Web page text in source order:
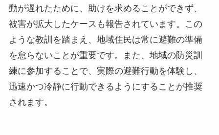
動が遅れたために、助けを求めることができず、
被害が拡大したケースも報告されています。この
ような教訓を踏まえ、地域住民は常に避難の準備
を怠らないことが重要です。また、地域の防災訓
練に参加することで、実際の避難行動を体験し、
迅速かつ冷静に行動できるようにすることが推奨
されます。